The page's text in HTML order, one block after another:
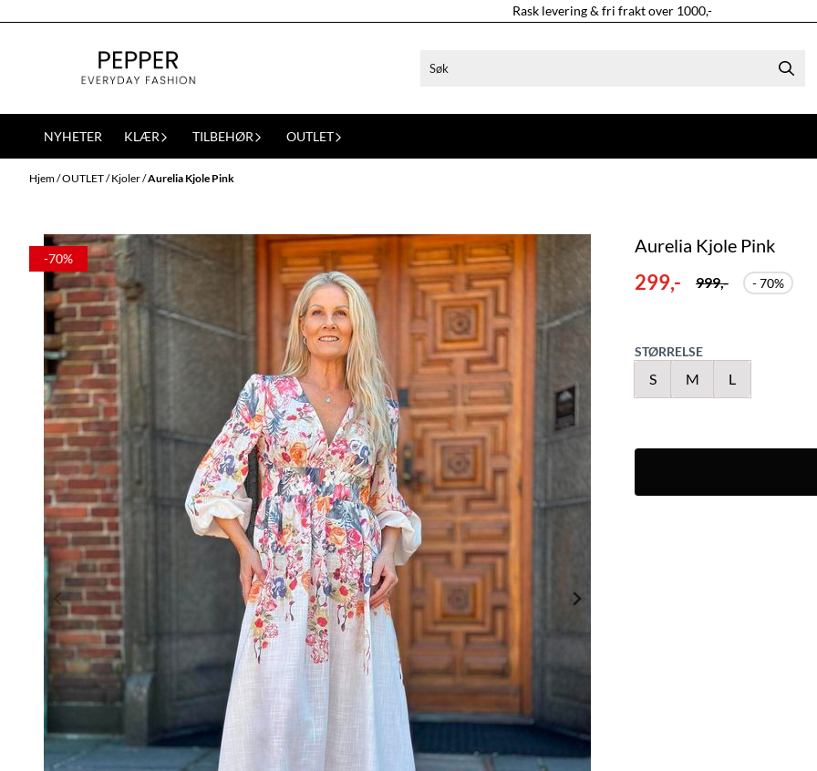
Rask levering & fri frakt over 1000,-
NYHETER KLÆR TILBEHØR OUTLET
Hjem/OUTLET/Kjoler/Aurelia Kjole Pink
-70%
Aurelia Kjole Pink
299,- 999,- - 70%
STØRRELSE
S M L